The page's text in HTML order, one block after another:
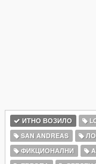
ИТНО ВОЗИЛО
SAN ANDREAS
ФИКЦИОНАЛНИ